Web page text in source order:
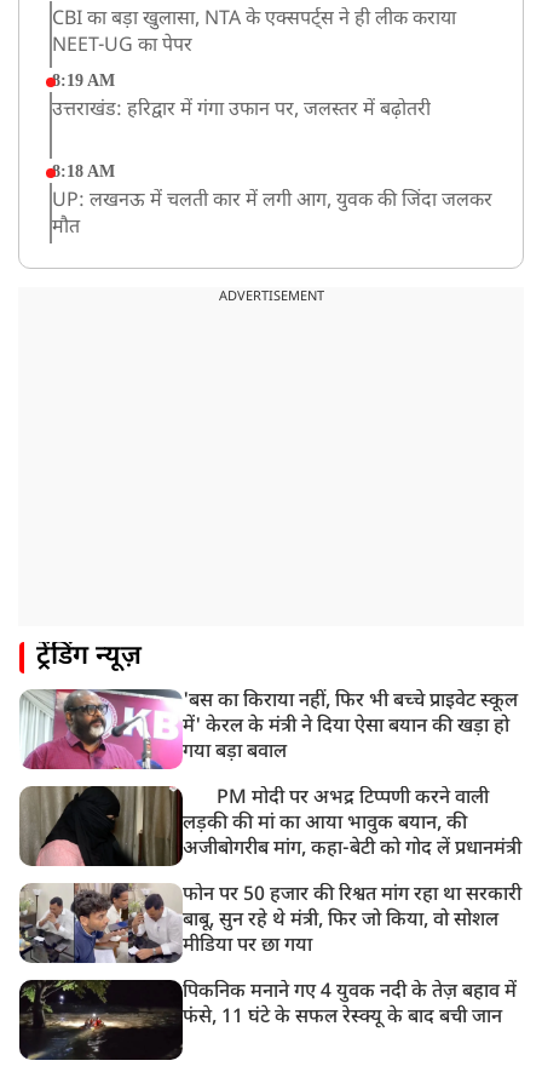
CBI का बड़ा खुलासा, NTA के एक्सपर्ट्स ने ही लीक कराया
NEET-UG का पेपर
8:19 AM
उत्तराखंड: हरिद्वार में गंगा उफान पर, जलस्तर में बढ़ोतरी
8:18 AM
UP: लखनऊ में चलती कार में लगी आग, युवक की जिंदा जलकर
मौत
ADVERTISEMENT
ट्रेंडिंग न्यूज़
'बस का किराया नहीं, फिर भी बच्चे प्राइवेट स्कूल
में' केरल के मंत्री ने दिया ऐसा बयान की खड़ा हो
गया बड़ा बवाल
PM मोदी पर अभद्र टिप्पणी करने वाली
लड़की की मां का आया भावुक बयान, की
अजीबोगरीब मांग, कहा-बेटी को गोद लें प्रधानमंत्री
फोन पर 50 हजार की रिश्वत मांग रहा था सरकारी
बाबू, सुन रहे थे मंत्री, फिर जो किया, वो सोशल
मीडिया पर छा गया
पिकनिक मनाने गए 4 युवक नदी के तेज़ बहाव में
फंसे, 11 घंटे के सफल रेस्क्यू के बाद बची जान